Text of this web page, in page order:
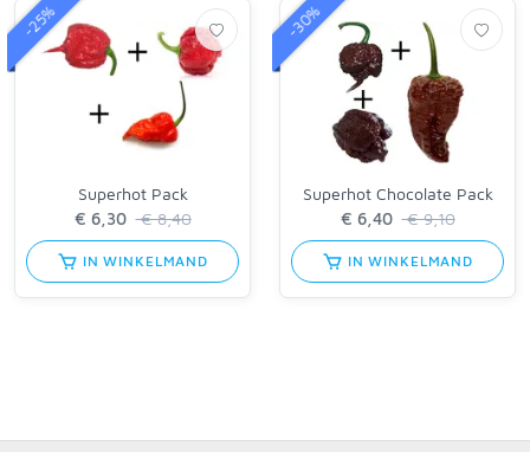
-25%
Superhot Pack
€ 8,40
IN WINKELMAND
-30%
Superhot Chocolate Pack
€ 9,10
IN WINKELMAND